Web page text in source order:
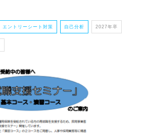
エントリーシート対策 自己分析 2027年卒